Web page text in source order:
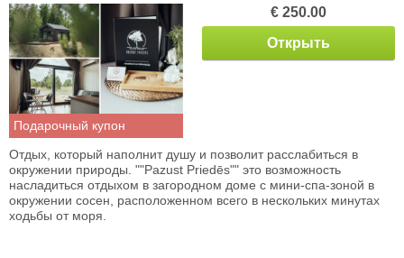
Подарочный купон
€ 250.00
Открыть
Отдых, который наполнит душу и позволит расслабиться в
окружении природы. ""Pazust Priedēs"" это возможность
насладиться отдыхом в загородном доме с мини-спа-зоной в
окружении сосен, расположенном всего в нескольких минутах
ходьбы от моря.